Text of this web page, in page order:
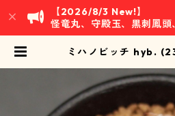
【2026/8/3 New!】
怪竜丸、守殿玉、黒刺鳳頭
ミハノビッチ hyb.
AN